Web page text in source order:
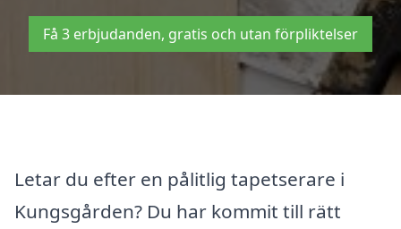
Få 3 erbjudanden, gratis och utan förpliktelser
Letar du efter en pålitlig tapetserare i
Kungsgården? Du har kommit till rätt